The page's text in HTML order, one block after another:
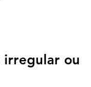
irregular ou